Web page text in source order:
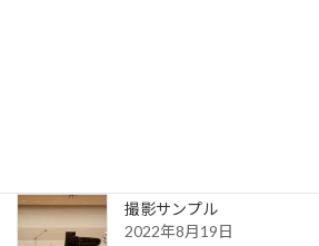
撮影サンプル
2022年8月19日